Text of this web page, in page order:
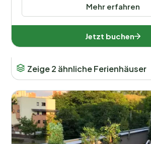
Mehr erfahren
Jetzt buchen
Zeige 2 ähnliche Ferienhäuser